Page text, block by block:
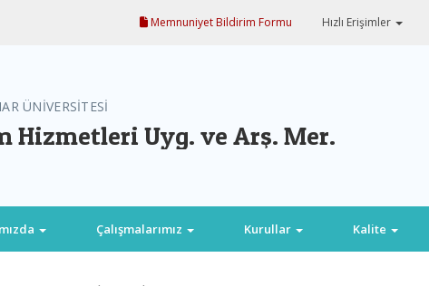
Memnuniyet Bildirim Formu Hızlı Erişimler
ÜNİVERSİTESİ
Hizmetleri Uyg. ve Arş. Mer.
Çalışmalarımız Kurullar Kalite